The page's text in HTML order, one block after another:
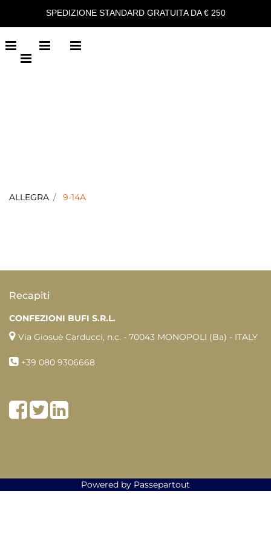
SPEDIZIONE STANDARD GRATUITA DA € 250
Open menuOpen menuOpen menu
Open menu
ALLEGRA 9-14A
Recapiti
CONFEZIONI BUFI S.R.L.
Via Giosuè Carducci, n.c. - 70043 MONOPOLI (Ba) - ITALY
+39 080 9306668
Facebook
TwitterLinkedIn
Powered by Passepartout